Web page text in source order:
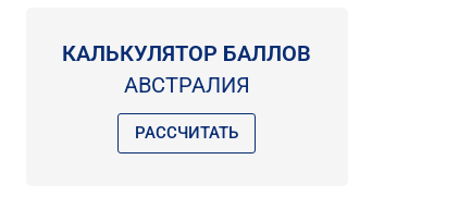
КАЛЬКУЛЯТОР БАЛЛОВ
АВСТРАЛИЯ
РАССЧИТАТЬ